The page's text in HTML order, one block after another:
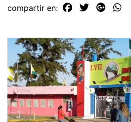
compartir en: